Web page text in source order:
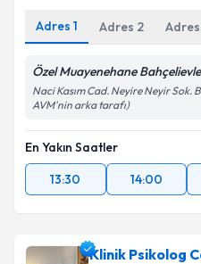
Adres 1 Adres 2 Adres
Özel Muayenehane
Naci Kasım Cad. Neyire Neyir Sok.
AVM'nin arka tarafı)
En Yakın Saatler
13:30
14:00
Klinik Psikolog